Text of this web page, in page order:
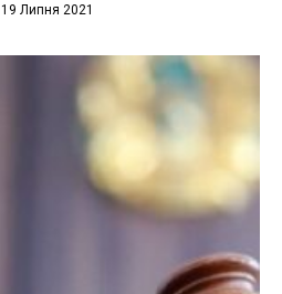
19 Липня 2021